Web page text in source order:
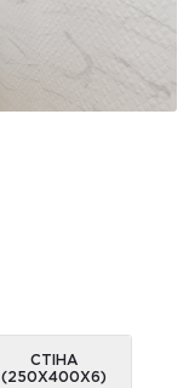
СТІНА
(250X400X6)